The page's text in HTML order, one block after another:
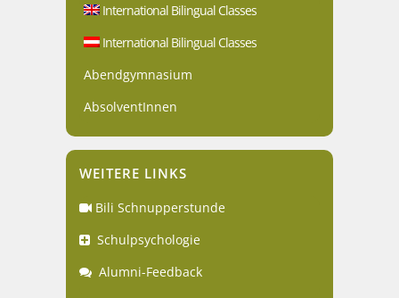
International Bilingual Classes
International Bilingual Classes
Abendgymnasium
AbsolventInnen
WEITERE LINKS
Bili Schnupperstunde
Schulpsychologie
Alumni-Feedback